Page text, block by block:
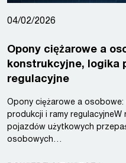
04/02/2026
Opony ciężarowe a
konstrukcyjne, logika
regulacyjne
Opony ciężarowe a
produkcji i ramy
pojazdów użytkowych
osobowych…